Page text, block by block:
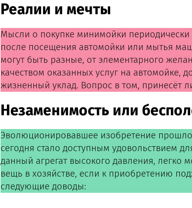
Реалии и мечты
Мысли о покупке минимойки
после посещения автомойки или мытья
могут быть разные, от элементарного
качеством оказанных услуг на автомойке,
жизненный уклад. Вопрос в том, принесёт
Незаменимость или
Эволюционировавшее изобретение
сегодня стало доступным удовольствием
данный агрегат высокого давления, легко
вещь в хозяйстве, если к приобретению
следующие доводы: